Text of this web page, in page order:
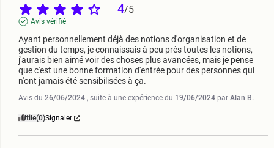
4/5
Avis vérifié
Ayant personnellement déjà des notions d'organisation et de
gestion du temps, je connaissais à peu près toutes les notions,
j'aurais bien aimé voir des choses plus avancées, mais je pense
que c'est une bonne formation d'entrée pour des personnes qui
n'ont jamais été sensibilisées à ça.
Avis du 26/06/2024 , suite à une expérience du 19/06/2024 par Alan B.
Utile(0)Signaler